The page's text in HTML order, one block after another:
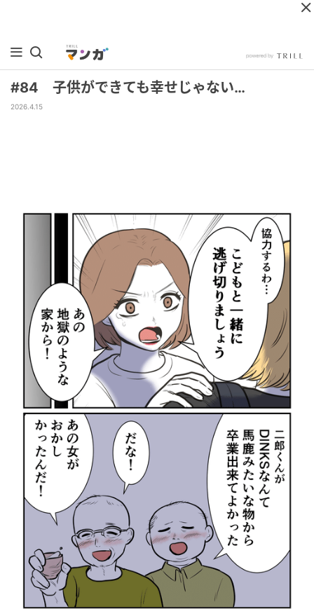
#84 子供ができても幸せじゃない…
2026.4.15